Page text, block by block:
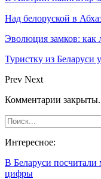
Над белоруской в
Эволюция замков:
Туристку из Беларуси
Prev Next
Комментарии закрыты.
Интересное:
В Беларуси
цифры